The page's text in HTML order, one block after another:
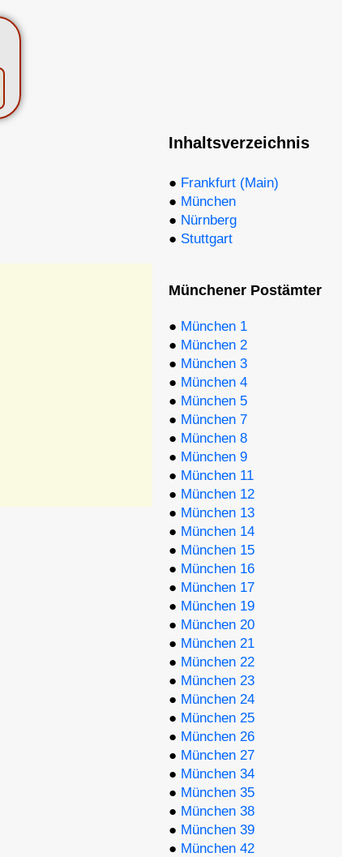
Inhaltsverzeichnis
● Frankfurt (Main)
● München
● Nürnberg
● Stuttgart
Münchener Postämter
● München 1
● München 2
● München 3
● München 4
● München 5
● München 7
● München 8
● München 9
● München 11
● München 12
● München 13
● München 14
● München 15
● München 16
● München 17
● München 19
● München 20
● München 21
● München 22
● München 23
● München 24
● München 25
● München 26
● München 27
● München 34
● München 35
● München 38
● München 39
● München 42